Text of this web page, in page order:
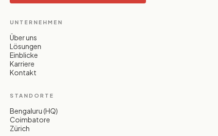
UNTERNEHMEN
Über uns
Lösungen
Einblicke
Karriere
Kontakt
STANDORTE
Bengaluru (HQ)
Coimbatore
Zürich